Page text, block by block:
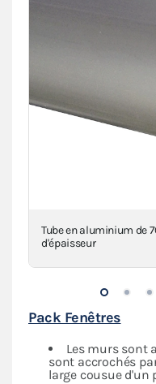
Tube en aluminium de
d'épaisseur
Pack Fenêtres
Les murs sont
sont accrochés
large cousue d'un